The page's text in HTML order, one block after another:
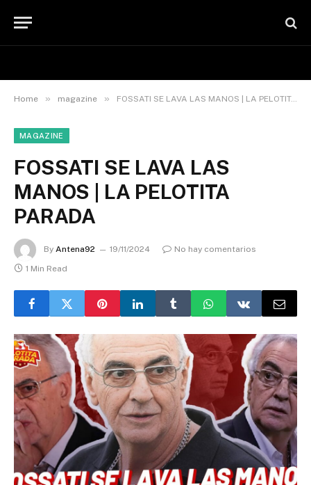
Home » magazine » FOSSATI SE LAVA LAS MANOS | LA PELOTITA PARADA
MAGAZINE
FOSSATI SE LAVA LAS
MANOS | LA PELOTITA
PARADA
By Antena92 19/11/2024
No hay comentarios
1 Min Read